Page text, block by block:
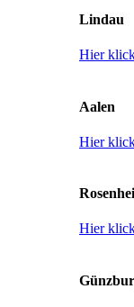
Lindau
Hier
Aalen
Hier
Hier